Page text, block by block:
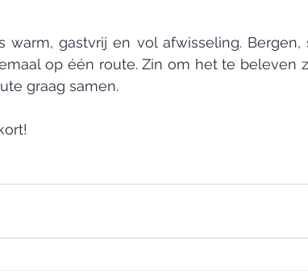
warm, gastvrij en vol afwisseling. Bergen,
op één route. Zin om het te beleven
graag samen.